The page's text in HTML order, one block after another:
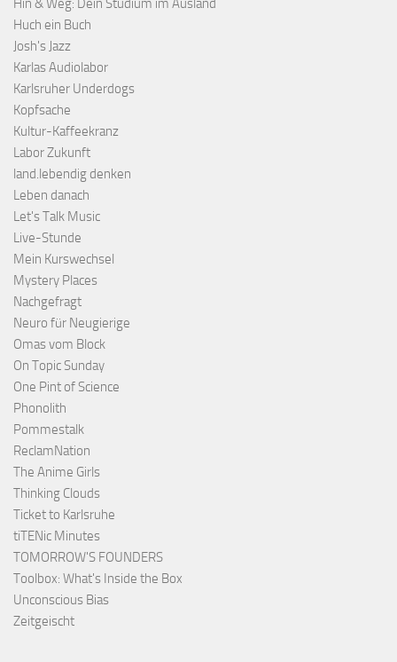
Hin & Weg: Dein Studium im Ausland
Huch ein Buch
Josh's Jazz
Karlas Audiolabor
Karlsruher Underdogs
Kopfsache
Kultur-Kaffeekranz
Labor Zukunft
land.lebendig denken
Leben danach
Let's Talk Music
Live-Stunde
Mein Kurswechsel
Mystery Places
Nachgefragt
Neuro für Neugierige
Omas vom Block
On Topic Sunday
One Pint of Science
Phonolith
Pommestalk
ReclamNation
The Anime Girls
Thinking Clouds
Ticket to Karlsruhe
tiTENic Minutes
TOMORROW'S FOUNDERS
Toolbox: What's Inside the Box
Unconscious Bias
Zeitgeischt